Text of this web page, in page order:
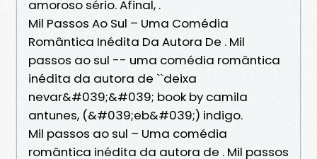
amoroso sério. Afinal, .
Mil Passos Ao Sul – Uma Comédia
Romântica Inédita Da Autora De . Mil
passos ao sul -- uma comédia romântica
inédita da autora de ``deixa
nevar&#039;&#039; book by camila
antunes, (&#039;eb&#039;) indigo.
Mil passos ao sul – Uma comédia
romântica inédita da autora de . Mil passos